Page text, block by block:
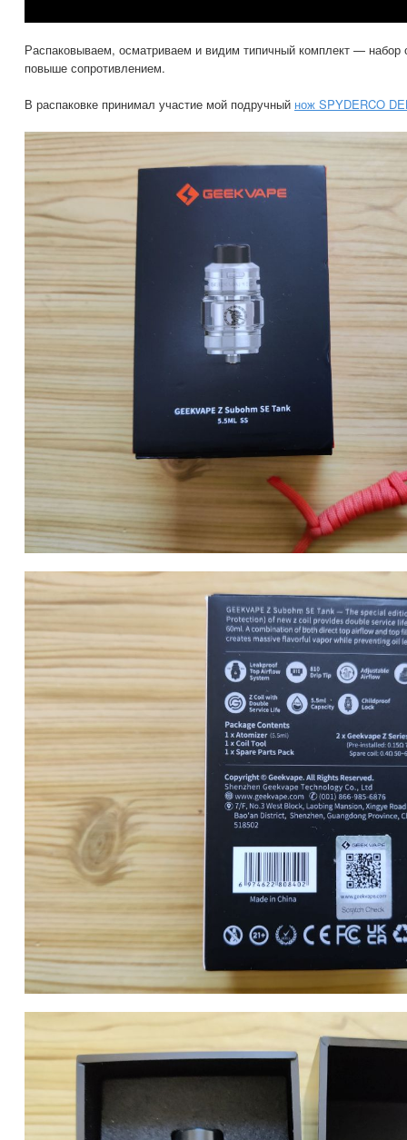
Распаковываем, осматриваем и видим типичный комплект — набор
повыше сопротивлением.
В распаковке принимал участие мой подручный нож SPYDERCO